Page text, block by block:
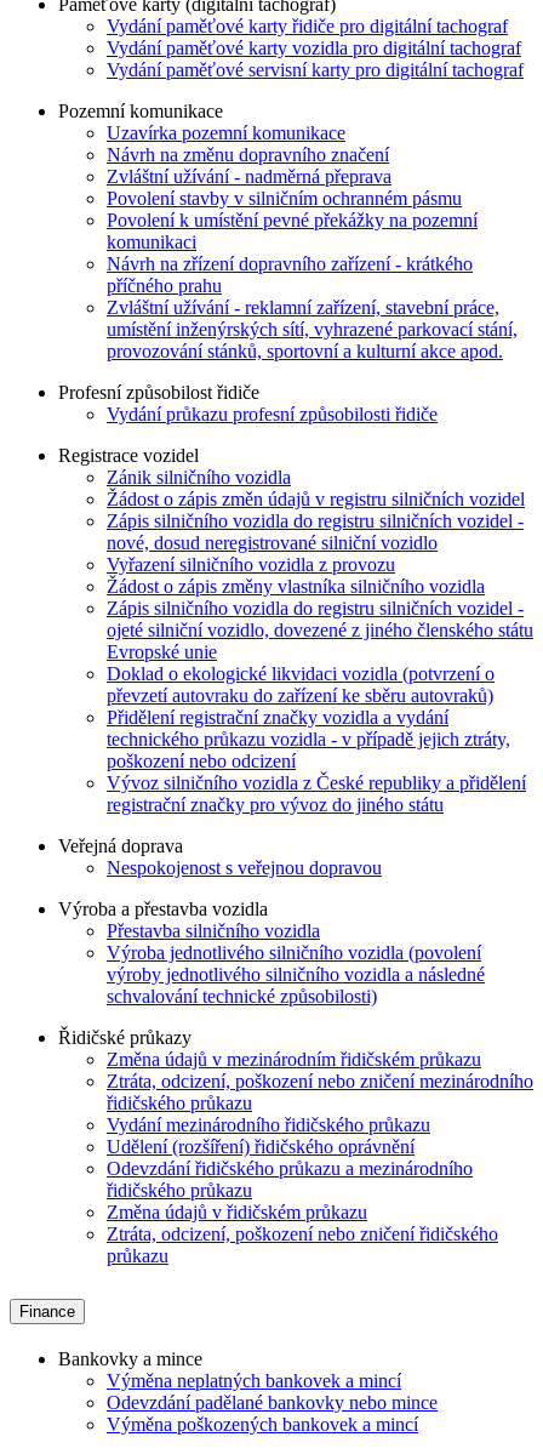
Paměťové karty (digitální tachograf)
Vydání paměťové karty řidiče pro digitální tachograf
Vydání paměťové karty vozidla pro digitální tachograf
Vydání paměťové servisní karty pro digitální tachograf
Pozemní komunikace
Uzavírka pozemní komunikace
Návrh na změnu dopravního značení
Zvláštní užívání - nadměrná přeprava
Povolení stavby v silničním ochranném pásmu
Povolení k umístění pevné překážky na pozemní
komunikaci
Návrh na zřízení dopravního zařízení - krátkého
příčného prahu
Zvláštní užívání - reklamní zařízení, stavební práce,
umístění inženýrských sítí, vyhrazené parkovací stání,
provozování stánků, sportovní a kulturní akce apod.
Profesní způsobilost řidiče
Vydání průkazu profesní způsobilosti řidiče
Registrace vozidel
Zánik silničního vozidla
Žádost o zápis změn údajů v registru silničních vozidel
Zápis silničního vozidla do registru silničních vozidel -
nové, dosud neregistrované silniční vozidlo
Vyřazení silničního vozidla z provozu
Žádost o zápis změny vlastníka silničního vozidla
Zápis silničního vozidla do registru silničních vozidel -
ojeté silniční vozidlo, dovezené z jiného členského státu
Evropské unie
Doklad o ekologické likvidaci vozidla (potvrzení o
převzetí autovraku do zařízení ke sběru autovraků)
Přidělení registrační značky vozidla a vydání
technického průkazu vozidla - v případě jejich ztráty,
poškození nebo odcizení
Vývoz silničního vozidla z České republiky a přidělení
registrační značky pro vývoz do jiného státu
Veřejná doprava
Nespokojenost s veřejnou dopravou
Výroba a přestavba vozidla
Přestavba silničního vozidla
Výroba jednotlivého silničního vozidla (povolení
výroby jednotlivého silničního vozidla a následné
schvalování technické způsobilosti)
Řidičské průkazy
Změna údajů v mezinárodním řidičském průkazu
Ztráta, odcizení, poškození nebo zničení mezinárodního
řidičského průkazu
Vydání mezinárodního řidičského průkazu
Udělení (rozšíření) řidičského oprávnění
Odevzdání řidičského průkazu a mezinárodního
řidičského průkazu
Změna údajů v řidičském průkazu
Ztráta, odcizení, poškození nebo zničení řidičského
průkazu
Finance
Bankovky a mince
Výměna neplatných bankovek a mincí
Odevzdání padělané bankovky nebo mince
Výměna poškozených bankovek a mincí